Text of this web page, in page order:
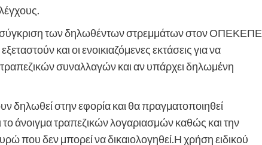
σύγκριση των δηλωθέντων στρεμμάτων στον ΟΠΕΚΕΠΕ
και οι ενοικιαζόμενες εκτάσεις για να
τραπεζικών συναλλαγών και αν υπάρχει δηλωμένη
δηλωθεί στην εφορία και θα πραγματοποιηθεί
άνοιγμα τραπεζικών λογαριασμών καθώς και την
που δεν μπορεί να δικαιολογηθεί.Η χρήση ειδικού